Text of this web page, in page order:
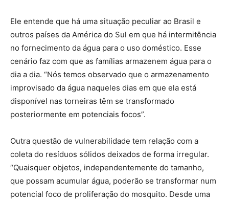
Ele entende que há uma situação peculiar ao Brasil e
outros países da América do Sul em que há intermitência
no fornecimento da água para o uso doméstico. Esse
cenário faz com que as famílias armazenem água para o
dia a dia. “Nós temos observado que o armazenamento
improvisado da água naqueles dias em que ela está
disponível nas torneiras têm se transformado
posteriormente em potenciais focos”.
Outra questão de vulnerabilidade tem relação com a
coleta do resíduos sólidos deixados de forma irregular.
“Quaisquer objetos, independentemente do tamanho,
que possam acumular água, poderão se transformar num
potencial foco de proliferação do mosquito. Desde uma